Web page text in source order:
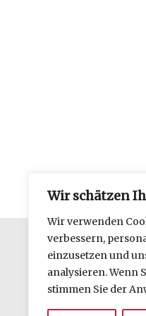
Wir schätzen
Wir verwenden
verbessern,
einzusetzen und
analysieren. Wenn
stimmen Sie der